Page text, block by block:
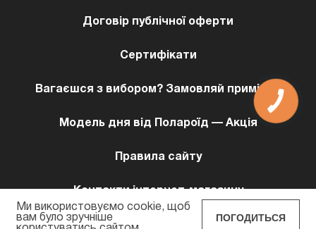
Договір публічної оферти
Сертифікати
Вагаєшся з вибором? Замовляй примірку!
Модель дня від Полароїд — Акція
Правила сайту
Контакти інтернет-магазину
Ми використовуємо cookie, щоб
вам було зручніше
ПОГОДИТЬСЯ
КНОПКА
ЗВ'ЯЗКУ